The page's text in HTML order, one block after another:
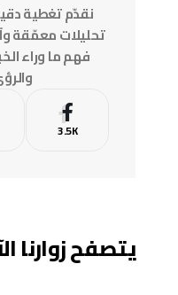
نقدّم تغطية
تحليلات معمّقة
فهم ما وراء
3.5K
يتصفح زوارنا